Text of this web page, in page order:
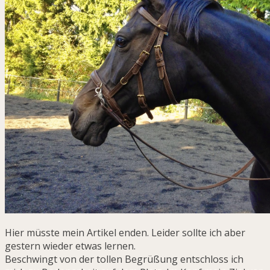
Hier müsste mein Artikel enden. Leider sollte ich aber
gestern wieder etwas lernen.
Beschwingt von der tollen Begrüßung entschloss ich